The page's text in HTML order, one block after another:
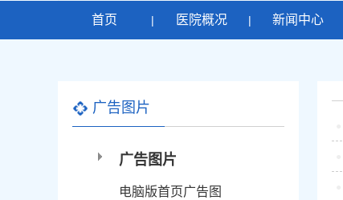
首页 | 医院概况 | 新闻中心
广告图片
广告图片
电脑版首页广告图